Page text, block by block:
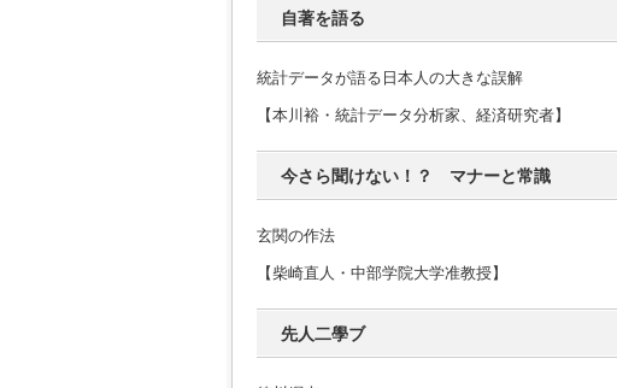
自著を語る
統計データが語る日本人の大きな誤解
【本川裕・統計データ分析家、経済研究者】
今さら聞けない！？ マナーと常識
玄関の作法
【柴崎直人・中部学院大学准教授】
先人二學ブ